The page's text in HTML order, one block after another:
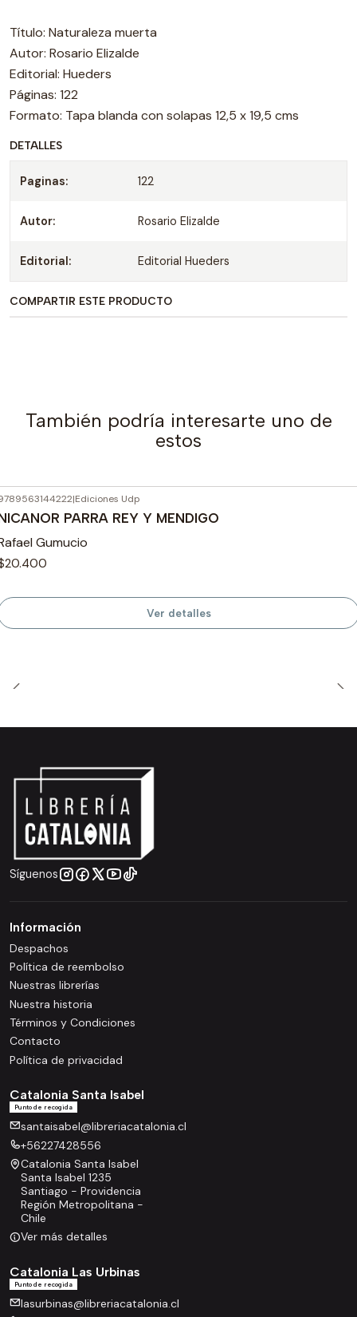
Título: Naturaleza muerta
Autor: Rosario Elizalde
Editorial: Hueders
Páginas: 122
Formato: Tapa blanda con solapas 12,5 x 19,5 cms
DETALLES
Paginas: 122
Autor: Rosario Elizalde
Editorial: Editorial Hueders
COMPARTIR ESTE PRODUCTO
También podría interesarte uno de
estos
Agotado |Ediciones Udp
PARRA REY Y MENDIGO
Gumucio
Ver detalles
Síguenos
Información
Despachos
Política de reembolso
Nuestras librerías
Nuestra historia
Términos y Condiciones
Contacto
Política de privacidad
Catalonia Santa Isabel
Punto de recogida
santaisabel@libreriacatalonia.cl
+56227428556
Catalonia Santa Isabel
Santa Isabel 1235
Santiago - Providencia
Región Metropolitana -
Chile
Ver más detalles
Catalonia Las Urbinas
Punto de recogida
lasurbinas@libreriacatalonia.cl